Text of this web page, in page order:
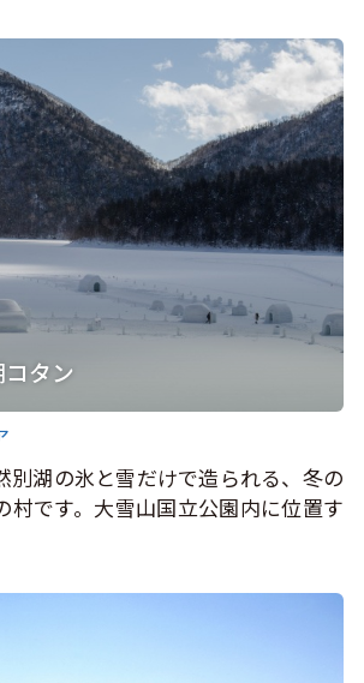
タン
別湖の氷と雪だけで造られる、冬の
村です。大雪山国立公園内に位置す